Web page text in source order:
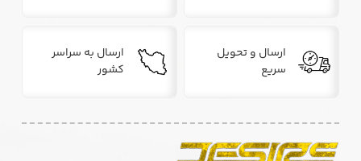
ارسال و تحویل
سریع
ارسال به سراسر
کشور